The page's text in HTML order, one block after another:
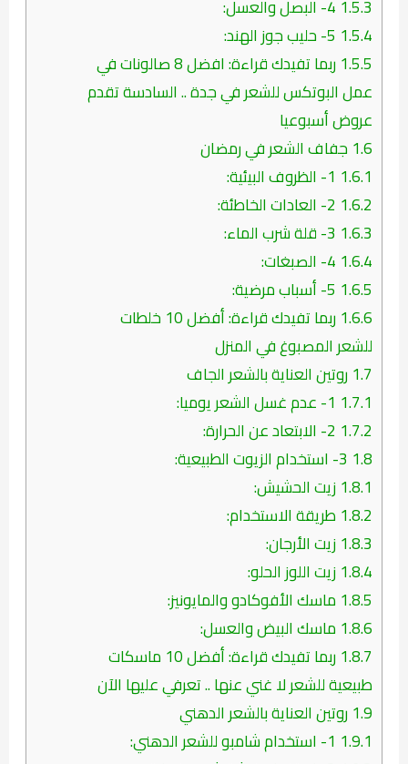
1.5.3
1.5.4
1.5.5
ربما تفيدك قراءة: افضل 8 صالونات في
عمل البوتكس للشعر في جدة .. السادسة تقدم
عروض أسبوعيا
1.6 جفاف الشعر في رمضان
1.6.1
1.6.2
1.6.3
1.6.4
1.6.5
1.6.6
ربما تفيدك قراءة: أفضل 10 خلطات
للشعر المصبوغ في المنزل
1.7 روتين العناية بالشعر الجاف
1.7.1
1.7.2
1.8
1.8.1 زيت الحشيش:
1.8.2 طريقة الاستخدام:
1.8.3 زيت الأرجان:
1.8.4 زيت اللوز الحلو:
1.8.5 ماسك الأفوكادو والمايونيز:
1.8.6 ماسك البيض والعسل:
1.8.7
ربما تفيدك قراءة: أفضل 10 ماسكات
طبيعية للشعر لا غني عنها .. تعرفي عليها الآن
1.9 روتين العناية بالشعر الدهني
1.9.1